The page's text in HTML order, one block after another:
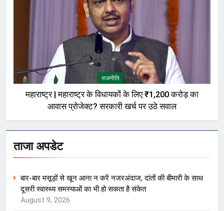
राजनीति
महाराष्ट्र | महाराष्ट्र के विधायकों के लिए ₹1,200 करोड़ का
आवास प्रोजेक्ट? सरकारी खर्च पर उठे सवाल
ताजा अपडेट
बार-बार मसूड़ों से खून आना न करें नजरअंदाज, दांतों की बीमारी के साथ
दूसरी स्वास्थ्य समस्याओं का भी हो सकता है संकेत
August 9, 2026